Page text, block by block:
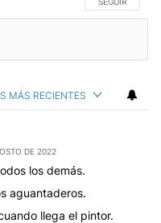
MÁS RECIENTES
DE 2022
los demás.
aguantaderos.
llega el pintor.